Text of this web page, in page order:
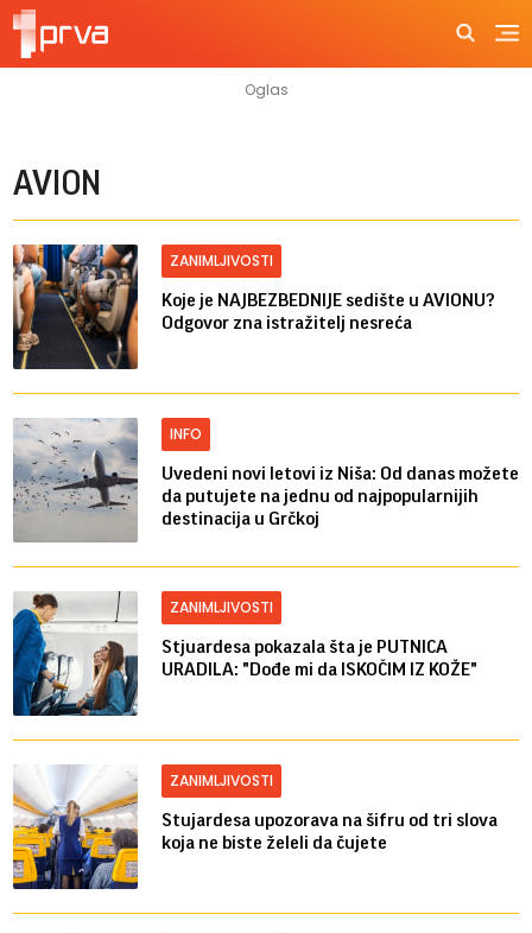
AVION
ZANIMLJIVOSTI
Koje je NAJBEZBEDNIJE sedište u AVIONU?
Odgovor zna istražitelj nesreća
INFO
Uvedeni novi letovi iz Niša: Od danas možete
da putujete na jednu od najpopularnijih
destinacija u Grčkoj
ZANIMLJIVOSTI
Stjuardesa pokazala šta je PUTNICA
URADILA: "Dođe mi da ISKOČIM IZ KOŽE"
ZANIMLJIVOSTI
Stujardesa upozorava na šifru od tri slova
koja ne biste želeli da čujete